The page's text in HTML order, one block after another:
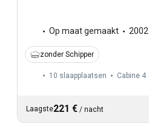
Op maat gemaakt 2002
zonder Schipper
10 slaapplaatsen Cabine 4
Laagste221 € / nacht